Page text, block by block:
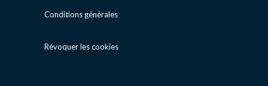
Conditions générales
Révoquer les cookies